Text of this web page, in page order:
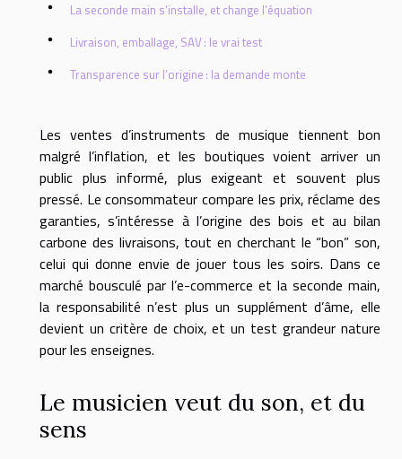
La seconde main s’installe, et change l’équation
Livraison, emballage, SAV : le vrai test
Transparence sur l’origine : la demande monte
Les ventes d’instruments de musique tiennent bon
malgré l’inflation, et les boutiques voient arriver un
public plus informé, plus exigeant et souvent plus
pressé. Le consommateur compare les prix, réclame des
garanties, s’intéresse à l’origine des bois et au bilan
carbone des livraisons, tout en cherchant le “bon” son,
celui qui donne envie de jouer tous les soirs. Dans ce
marché bousculé par l’e-commerce et la seconde main,
la responsabilité n’est plus un supplément d’âme, elle
devient un critère de choix, et un test grandeur nature
pour les enseignes.
Le musicien veut du son, et du
sens